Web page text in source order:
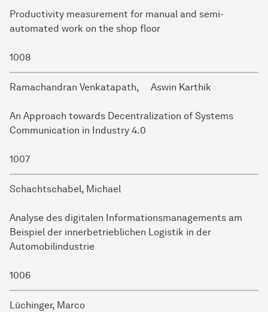
Productivity measurement for manual and semi-
automated work on the shop floor
1008
Ramachandran Venkatapath, Aswin Karthik
An Approach towards Decentralization of Systems
Communication in Industry 4.0
1007
Schachtschabel, Michael
Analyse des digitalen Informationsmanagements am
Beispiel der innerbetrieblichen Logistik in der
Automobilindustrie
1006
Lüchinger, Marco